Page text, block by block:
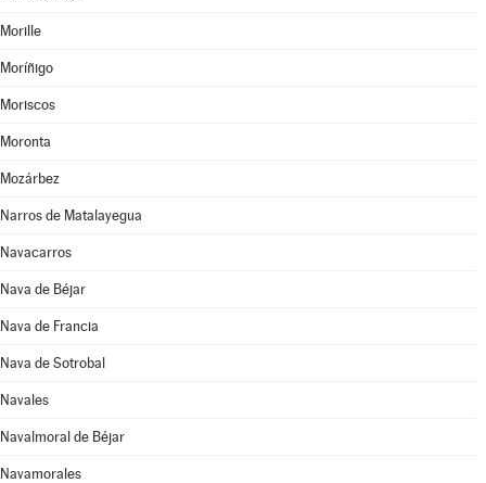
Morille
Moríñigo
Moriscos
Moronta
Mozárbez
Narros de Matalayegua
Navacarros
Nava de Béjar
Nava de Francia
Nava de Sotrobal
Navales
Navalmoral de Béjar
Navamorales